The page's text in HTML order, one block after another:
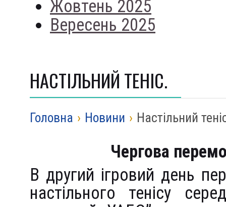
Жовтень 2025
Вересень 2025
НАСТІЛЬНИЙ ТЕНІС.
Головна › Новини › Настільний
Чергова
В другий ігровий день
настільного тенісу